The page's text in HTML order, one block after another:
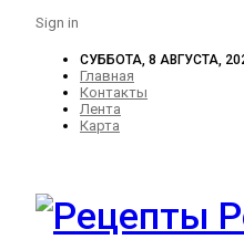
Sign in
СУББОТА, 8 АВГУСТА,
Главная
Контакты
Лента
Карта